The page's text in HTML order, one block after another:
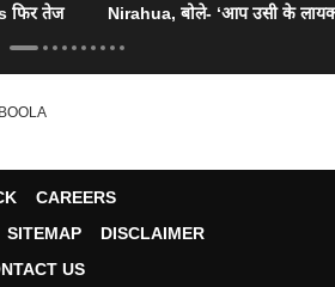
फिर तेज
Nirahua, बोले- ‘आप उसी के लायक
CAREERS
SITEMAP
DISCLAIMER
US